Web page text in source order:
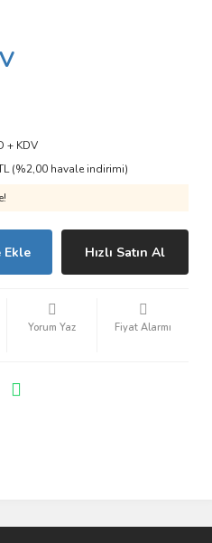
+ KDV
(%2,00 havale indirimi)
Ekle Hızlı Satın Al
Yorum Yaz Fiyat Alarmı